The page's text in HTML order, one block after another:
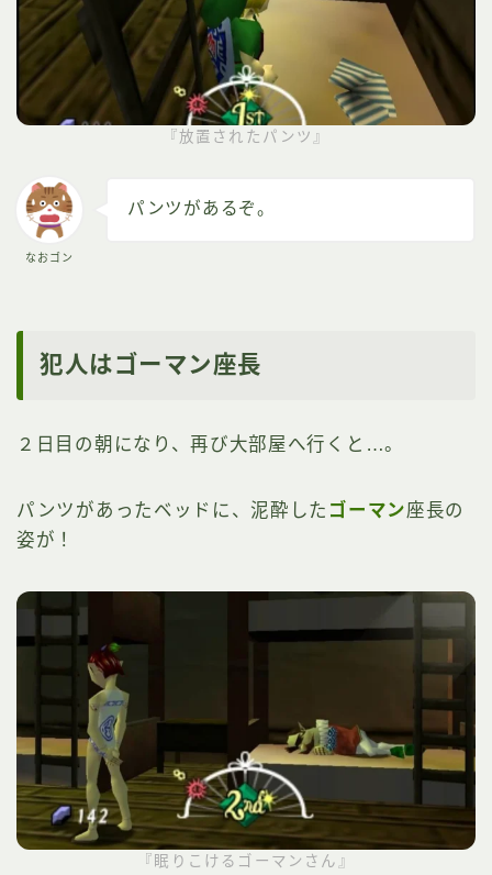
『放置されたパンツ』
なおゴン
パンツがあるぞ。
犯人はゴーマン座長
２日目の朝になり、再び大部屋へ行くと…。
パンツがあったベッドに、泥酔した ゴーマン座長の
姿が！
『眠りこけるゴーマンさん』